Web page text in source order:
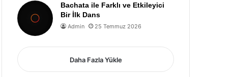
Bachata ile Farklı ve Etkileyici
Bir İlk Dans
Admin 25 Temmuz 2026
Daha Fazla Yükle